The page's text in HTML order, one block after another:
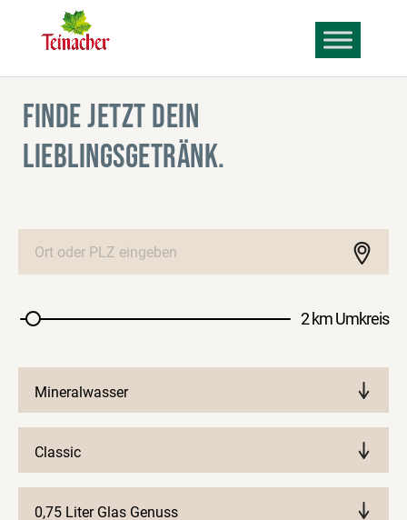
FINDE JETZT DEIN
LIEBLINGSGETRÄNK.
2 km Umkreis
Mineralwasser
Classic
0,75 Liter Glas Genuss